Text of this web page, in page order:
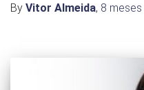
By Vitor Almeida, 8 meses